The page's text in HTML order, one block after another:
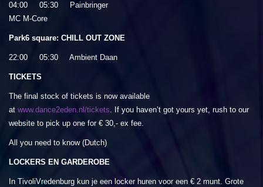
04:00 05:30 Painbringer
MC M-Core
Park6 square: CHILL OUT ZONE
22:00 05:30 Ambient Daan
TICKETS
The final stock of tickets is now available
at www.dance2eden.nl/tickets. If you haven’t got yours yet, rush to our
website to pick up one for € 30,- ex fee.
All you need to know (Dutch)
LOCKERS EN GARDEROBE
In TivoliVredenburg kun je een locker huren voor een € 2 munt. Grote